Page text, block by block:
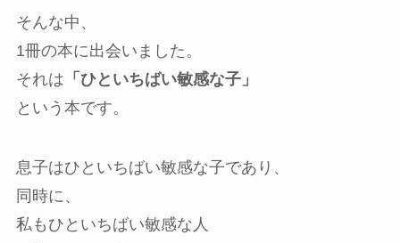
そんな中、
1冊の本に出会いました。
それは 「ひといちばい敏感な子」
という本です。
息子はひといちばい敏感な子であり、
同時に、
私もひといちばい敏感な人